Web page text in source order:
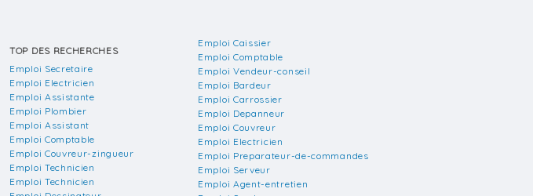
TOP DES RECHERCHES
Emploi Secretaire
Emploi Electricien
Emploi Assistante
Emploi Plombier
Emploi Assistant
Emploi Comptable
Emploi Couvreur-zingueur
Emploi Technicien
Emploi Technicien
Emploi Caissier
Emploi Comptable
Emploi Vendeur-conseil
Emploi Bardeur
Emploi Carrossier
Emploi Depanneur
Emploi Couvreur
Emploi Electricien
Emploi Preparateur-de-commandes
Emploi Serveur
Emploi Agent-entretien